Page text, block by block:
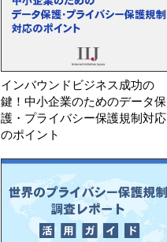
インバウンドビジネス成功の
鍵！中小企業のためのデータ保
護・プライバシー保護規制対応
のポイント